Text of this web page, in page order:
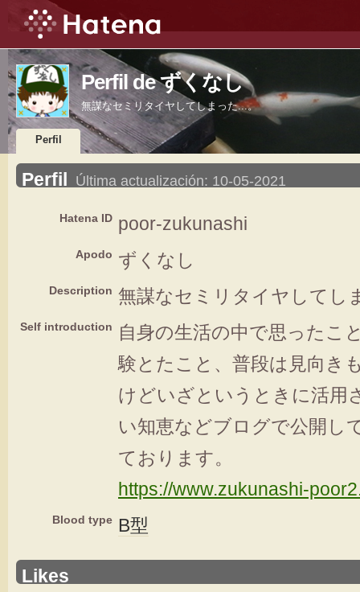
Perfil de ずくなし
無謀なセミリタイヤしてしまった...。
Perfil
Perfil Última actualización: 10-05-2021
Hatena ID poor-zukunashi
Apodo ずくなし
Description 無謀なセミリタイヤしてし
Self introduction
自身の生活の中で思ったこ
験とたこと、普段は見向き
けどいざというときに活用
い知恵などブログで公開し
ております。
https://www.zukunashi-
Blood type B型
Likes